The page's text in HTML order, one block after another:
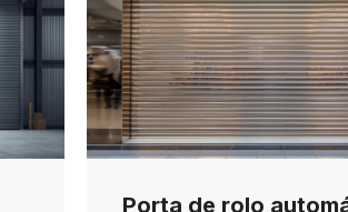
Porta de rolo